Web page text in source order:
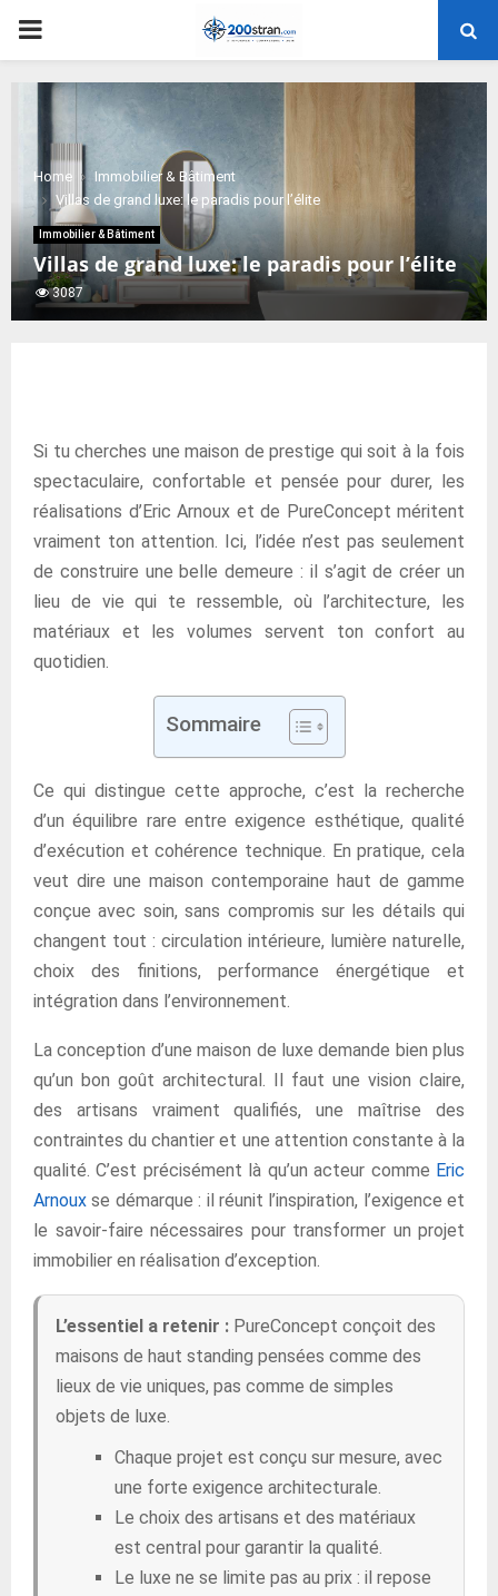
PRIMARY
MENU
Home
Immobilier & Bâtiment
Villas de grand luxe: le paradis pour l’élite
Immobilier & Bâtiment
Villas de grand luxe: le paradis pour l’élite
3087
Si tu cherches une maison de prestige qui soit à la fois
spectaculaire, confortable et pensée pour durer, les
réalisations d’Eric Arnoux et de PureConcept méritent
vraiment ton attention. Ici, l’idée n’est pas seulement
de construire une belle demeure : il s’agit de créer un
lieu de vie qui te ressemble, où l’architecture, les
matériaux et les volumes servent ton confort au
quotidien.
Sommaire
Ce qui distingue cette approche, c’est la recherche
d’un équilibre rare entre exigence esthétique, qualité
d’exécution et cohérence technique. En pratique, cela
veut dire une maison contemporaine haut de gamme
conçue avec soin, sans compromis sur les détails qui
changent tout : circulation intérieure, lumière naturelle,
choix des finitions, performance énergétique et
intégration dans l’environnement.
La conception d’une maison de luxe demande bien plus
qu’un bon goût architectural. Il faut une vision claire,
des artisans vraiment qualifiés, une maîtrise des
contraintes du chantier et une attention constante à la
qualité. C’est précisément là qu’un acteur comme Eric
Arnoux se démarque : il réunit l’inspiration, l’exigence et
le savoir-faire nécessaires pour transformer un projet
immobilier en réalisation d’exception.
L’essentiel a retenir : PureConcept conçoit des
maisons de haut standing pensées comme des
lieux de vie uniques, pas comme de simples
objets de luxe.
Chaque projet est conçu sur mesure, avec
une forte exigence architecturale.
Le choix des artisans et des matériaux
est central pour garantir la qualité.
Le luxe ne se limite pas au prix : il repose